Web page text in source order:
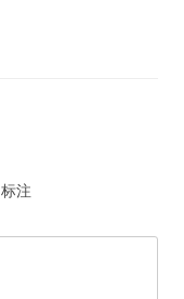
标注